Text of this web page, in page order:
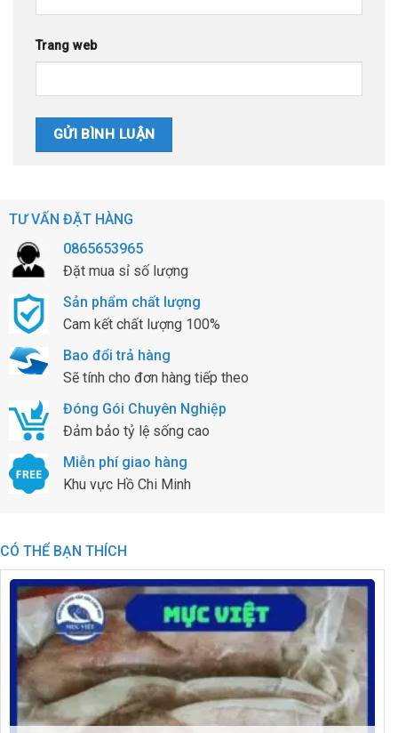
TƯ VẤN ĐẶT HÀNG
0865653965
Đặt mua sỉ số lượng
Sản phẩm chất lượng
Cam kết chất lượng 100%
Bao đổi trả hàng
Sẽ tính cho đơn hàng tiếp theo
Đóng Gói Chuyên Nghiệp
Đảm bảo tỷ lệ sống cao
Miễn phí giao hàng
Khu vực Hồ Chi Minh
CÓ THỂ BẠN THÍCH
Trang web